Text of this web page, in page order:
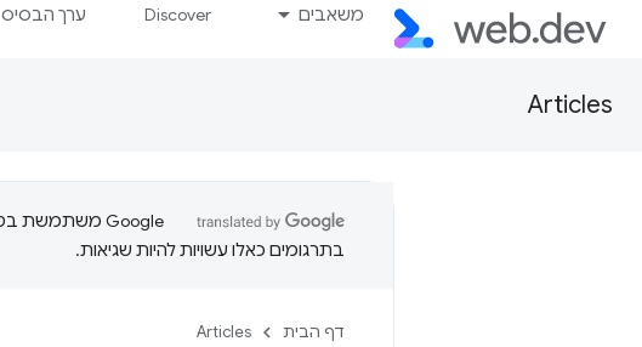
משאבים Discover ערך הבסיס
Articles
בתרגומים כאלו עשויות להיות שגיאות.
דף הבית Articles